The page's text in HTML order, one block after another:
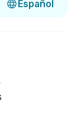
Español